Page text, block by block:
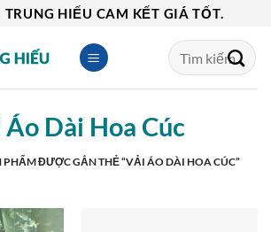
HIẾU CAM KẾT GIÁ TỐT.
Tìm
kiếm:
Dài Hoa Cúc
PHẨM ĐƯỢC GẮN THẺ “VẢI ÁO DÀI HOA CÚC”